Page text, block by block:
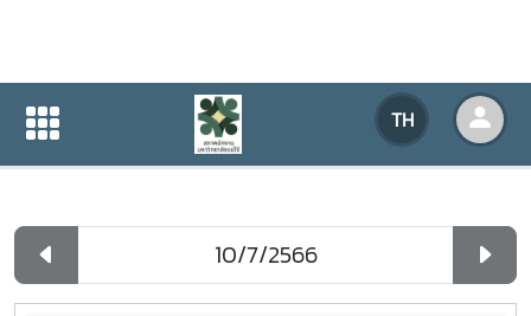
TH
ปฏิทินกิจกรรมของหน่วยงาน
ปฏิทินกิจกรรมของหน่วยงาน